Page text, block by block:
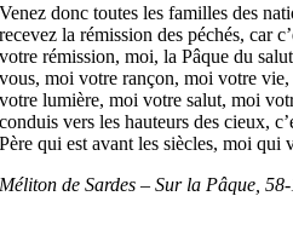
Venez donc toutes les familles des
recevez la rémission des péchés, car
votre rémission, moi, la Pâque du
vous, moi votre rançon, moi votre
votre lumière, moi votre salut, moi
conduis vers les hauteurs des cieux,
Père qui est avant les siècles, moi qui
Méliton de Sardes – Sur la Pâque,